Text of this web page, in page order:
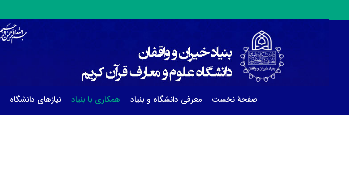
صفحۀ نخست معرفی دانشگاه و بنیاد همکاری با بنیاد نیازهای دانشگاه